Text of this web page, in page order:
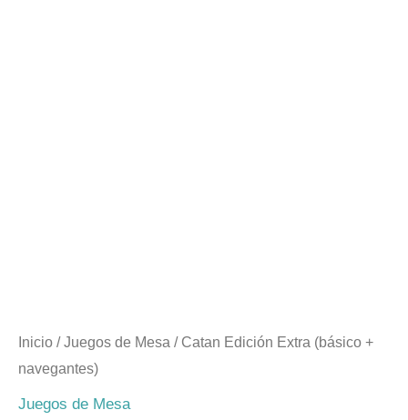
Inicio /Juegos de Mesa / Catan Edición Extra (básico +
navegantes)
Juegos de Mesa